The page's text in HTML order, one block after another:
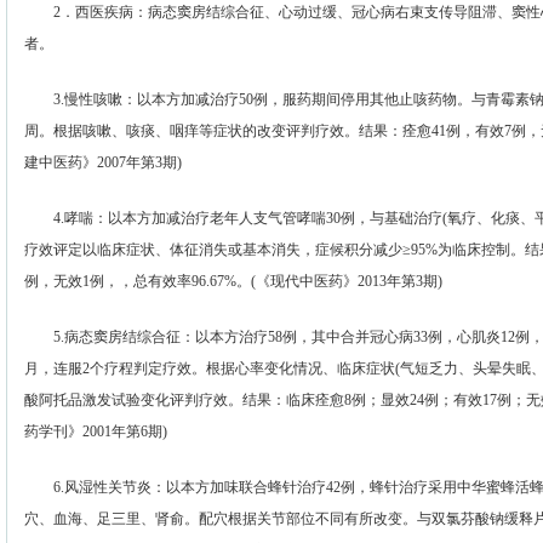
2．西医疾病：病态窦房结综合征、心动过缓、冠心病右束支传导阻滞、窦性
者。
3.慢性咳嗽：以本方加减治疗50例，服药期间停用其他止咳药物。与青霉素
周。根据咳嗽、咳痰、咽痒等症状的改变评判疗效。结果：痊愈41例，有效7例
建中医药》2007年第3期)
4.哮喘：以本方加减治疗老年人支气管哮喘30例，与基础治疗(氧疗、化痰、
疗效评定以临床症状、体征消失或基本消失，症候积分减少≥95%为临床控制。
例，无效1例，，总有效率96.67%。(《现代中医药》2013年第3期)
5.病态窦房结综合征：以本方治疗58例，其中合并冠心病33例，心肌炎12例
月，连服2个疗程判定疗效。根据心率变化情况、临床症状(气短乏力、头晕失眠
酸阿托品激发试验变化评判疗效。结果：临床痊愈8例；显效24例；有效17例；
药学刊》2001年第6期)
6.风湿性关节炎：以本方加味联合蜂针治疗42例，蜂针治疗采用中华蜜蜂活
穴、血海、足三里、肾俞。配穴根据关节部位不同有所改变。与双氯芬酸钠缓释